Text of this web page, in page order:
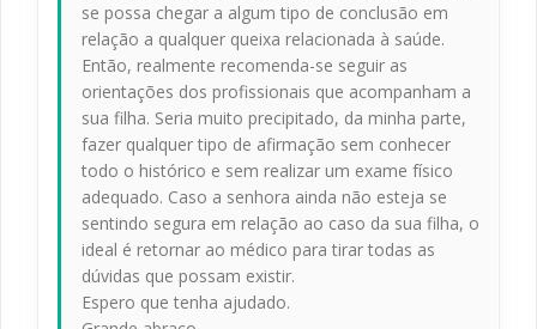
se possa chegar a algum tipo de conclusão em
relação a qualquer queixa relacionada à saúde.
Então, realmente recomenda-se seguir as
orientações dos profissionais que acompanham a
sua filha. Seria muito precipitado, da minha parte,
fazer qualquer tipo de afirmação sem conhecer
todo o histórico e sem realizar um exame físico
adequado. Caso a senhora ainda não esteja se
sentindo segura em relação ao caso da sua filha, o
ideal é retornar ao médico para tirar todas as
dúvidas que possam existir.
Espero que tenha ajudado.